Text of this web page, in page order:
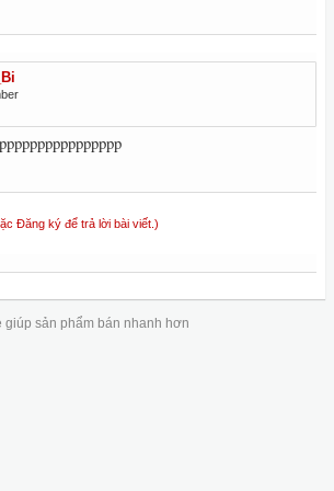
Đăng ký để trả lời bài viết.)
giúp sản phẩm bán nhanh hơn